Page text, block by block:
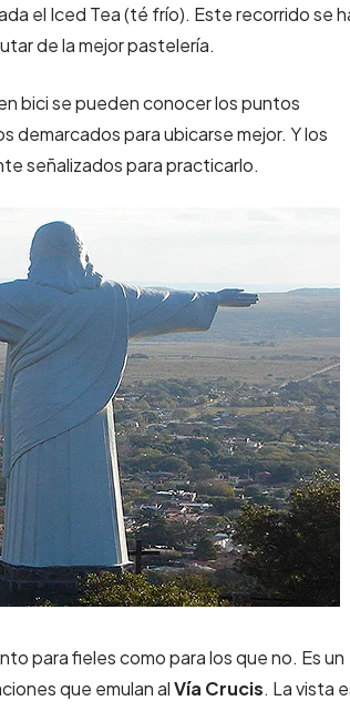
el Iced Tea (té frío). Este recorrido se
de la mejor pastelería.
bici se pueden conocer los puntos
demarcados para ubicarse mejor. Y los
señalizados para practicarlo.
para fieles como para los que no. Es un
que emulan alVía Crucis. La vista